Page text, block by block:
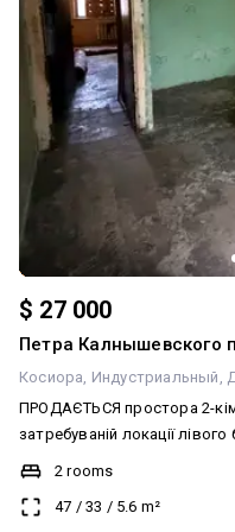
нерухомості»
$ 27 000
Петра Калнышевского
Косиора Индустриальный
ПРОДАЄТЬСЯ простора 2-
затребуваній локації
43 біля скверу Усачова +Площа 47 м2 (кухня 5.6 м2) +БАЖАНИЙ
опалення +Вся інфраструктура
2 rooms
47 / 33 / 5.6 m²